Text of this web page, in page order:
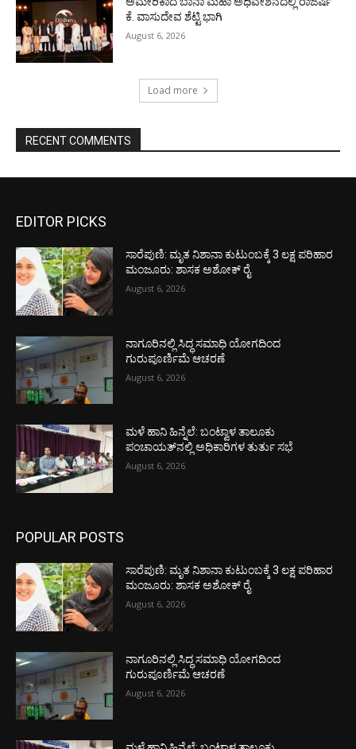
ಕೆ. ವಾಸುದೇವ ಶೆಟ್ಟಿ ಭಾಗಿ
August 6, 2026
Load more
RECENT COMMENTS
EDITOR PICKS
ಸಾರೆಪುಣಿ: ಮೃತ ನಿಶಾನಾ ಕುಟುಂಬಕ್ಕೆ 3 ಲಕ್ಷ ಪರಿಹಾರ
ಮಂಜೂರು: ಶಾಸಕ ಅಶೋಕ್ ರೈ
August 6, 2026
ನಾಗೂರಿನಲ್ಲಿ ಸಿದ್ಧ ಸಮಾಧಿ ಯೋಗದಿಂದ
ಗುರುಪೂರ್ಣಿಮೆ ಆಚರಣೆ
August 6, 2026
ಮಳೆ ಹಾನಿ ಹಿನ್ನೆಲೆ: ಬಂಟ್ವಾಳ ತಾಲೂಕು
ಪಂಚಾಯತ್‌ನಲ್ಲಿ ಅಧಿಕಾರಿಗಳ ತುರ್ತು ಸಭೆ
August 6, 2026
POPULAR POSTS
ಸಾರೆಪುಣಿ: ಮೃತ ನಿಶಾನಾ ಕುಟುಂಬಕ್ಕೆ 3 ಲಕ್ಷ ಪರಿಹಾರ
ಮಂಜೂರು: ಶಾಸಕ ಅಶೋಕ್ ರೈ
August 6, 2026
ನಾಗೂರಿನಲ್ಲಿ ಸಿದ್ಧ ಸಮಾಧಿ ಯೋಗದಿಂದ
ಗುರುಪೂರ್ಣಿಮೆ ಆಚರಣೆ
August 6, 2026